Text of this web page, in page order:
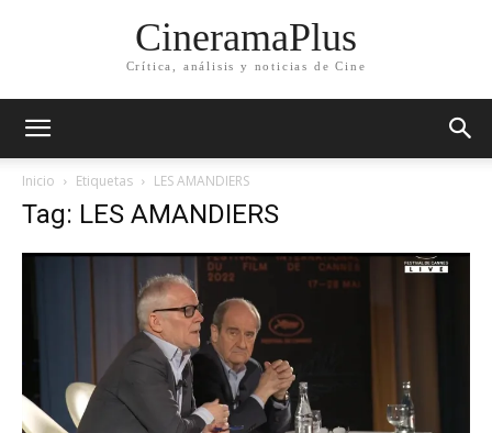
CineramaPlus
Crítica, análisis y noticias de Cine
Inicio Etiquetas LES AMANDIERS
Tag: LES AMANDIERS